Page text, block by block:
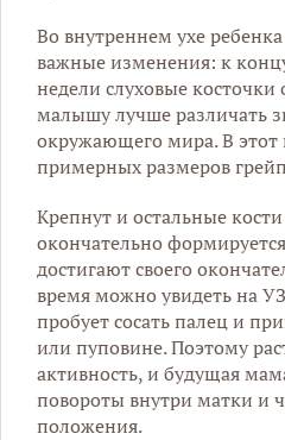
Во внутреннем ухе
важные изменения: к
недели слуховые косточки
малышу лучше различать
окружающего мира. В этот
примерных размеров
Крепнут и остальные
окончательно
достигают своего
время можно увидеть на
пробует сосать палец и
или пуповине. Поэтому
активность, и будущая
повороты внутри матки и
положения.